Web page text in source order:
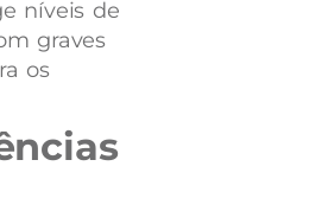
níveis de
graves
os